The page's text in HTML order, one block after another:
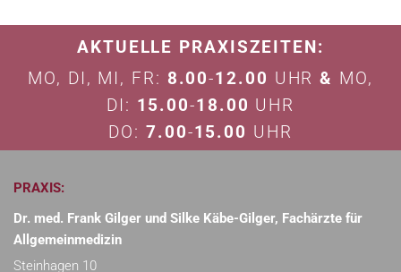
AKTUELLE PRAXISZEITEN:
MO, DI, MI, FR: 8.00-12.00 UHR& MO,
DI: 15.00-18.00 UHR
DO: 7.00-15.00 UHR
PRAXIS:
Dr. med. Frank Gilger und Silke Käbe-Gilger, Fachärzte für
Allgemeinmedizin
Steinhagen 10